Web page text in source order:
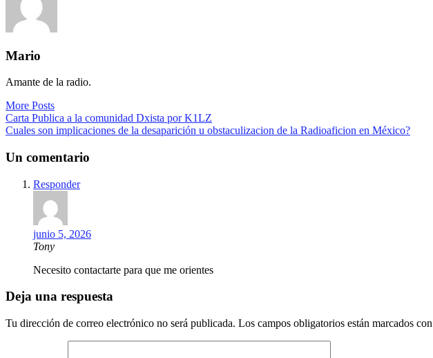
Mario
Amante de la radio.
More Posts
Navegación
de
entradas
Carta Publica a la comunidad Dxista por K1LZ
Cuales son implicaciones de la desaparición u obstaculizacion de la Radioaficion en México?
Un comentario
Responder
junio 5, 2026
Tony
Necesito contactarte para que me orientes
Deja una respuesta
Tu dirección de correo electrónico no será publicada. Los campos obligatorios están marcados con